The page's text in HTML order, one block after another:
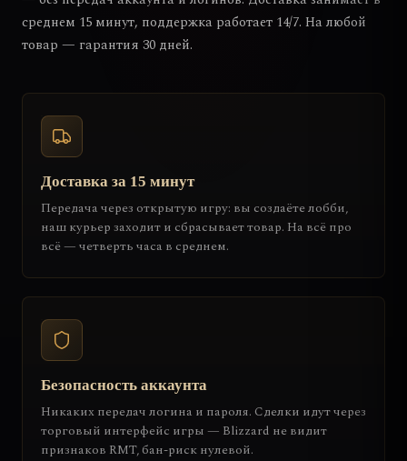
среднем 15 минут, поддержка работает 14/7. На любой
товар — гарантия 30 дней.
Доставка за 15 минут
Передача через открытую игру: вы создаёте лобби,
наш курьер заходит и сбрасывает товар. На всё про
всё — четверть часа в среднем.
Безопасность аккаунта
Никаких передач логина и пароля. Сделки идут через
торговый интерфейс игры — Blizzard не видит
признаков RMT, бан-риск нулевой.